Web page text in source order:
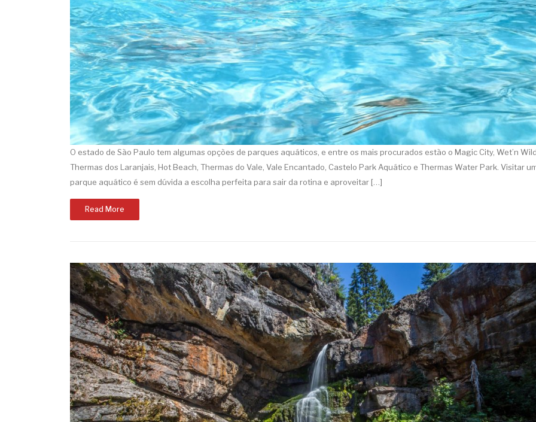
O estado de São Paulo tem algumas opções de parques aquáticos, e entre os mais procurados estão o Magic City, Wet’n
Thermas dos Laranjais, Hot Beach, Thermas do Vale, Vale Encantado, Castelo Park Aquático e Thermas Water Park. Visitar
parque aquático é sem dúvida a escolha perfeita para sair da rotina e aproveitar […]
Read More